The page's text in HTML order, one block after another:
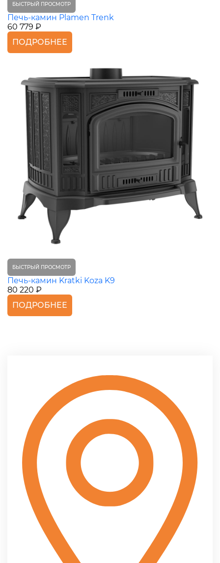
БЫСТРЫЙ ПРОСМОТР
Печь-камин Plamen Trenk
60 779 ₽
ПОДРОБНЕЕ
БЫСТРЫЙ ПРОСМОТР
Печь-камин Kratki Koza K9
80 220 ₽
ПОДРОБНЕЕ